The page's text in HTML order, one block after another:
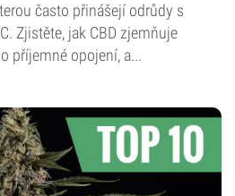
často přinášejí odrůdy s
Zjistěte, jak CBD zjemňuje
příjemné opojení, a...